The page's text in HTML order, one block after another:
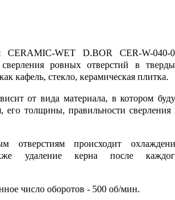
CERAMIC-WET D.BOR CER-W-040-
сверления ровных отверстий в
кафель, стекло, керамическая плитка.
от вида материала, в котором
его толщины, правильности сверления
отверстиям происходит
удаление керна после
число оборотов - 500 об/мин.